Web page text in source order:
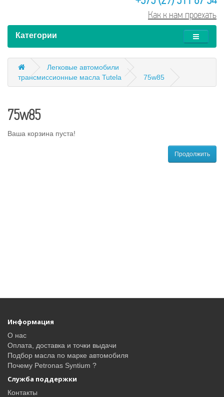
Как к нам проехать
Категории
Легковые автомобили
трансмиссионные масла Tutela
75w85
75w85
Ваша корзина пуста!
Продолжить
Информация
О нас
Оплата, доставка и точки выдачи
Подбор масла по марке автомобиля
Почему Petronas Syntium ?
Служба поддержки
Контакты